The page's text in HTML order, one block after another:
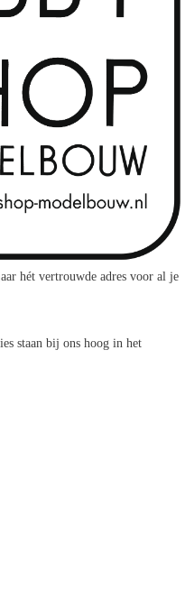
hét vertrouwde adres voor al je
staan bij ons hoog in het